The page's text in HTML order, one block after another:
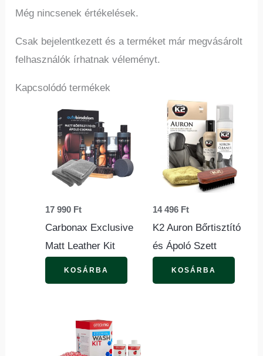
Még nincsenek értékelések.
Csak bejelentkezett és a terméket már megvásárolt
felhasználók írhatnak véleményt.
Kapcsolódó termékek
17 990 Ft
Carbonax Exclusive
Matt Leather Kit
KOSÁRBA
14 496 Ft
K2 Auron Bőrtisztító
és Ápoló Szett
KOSÁRBA